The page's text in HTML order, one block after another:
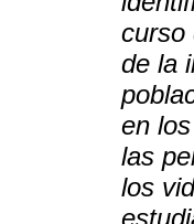
curso
de la
en
las
los